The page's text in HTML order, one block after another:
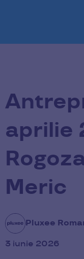
aprilie
Meric
Pluxee
3 iunie 2026